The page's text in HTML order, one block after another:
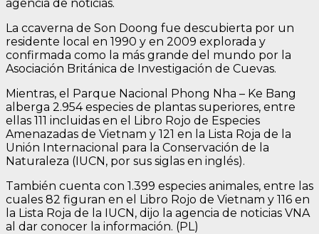
agencia de noticias.
La ccaverna de Son Doong fue descubierta por un
residente local en 1990 y en 2009 explorada y
confirmada como la más grande del mundo por la
Asociación Británica de Investigación de Cuevas.
Mientras, el Parque Nacional Phong Nha – Ke Bang
alberga 2.954 especies de plantas superiores, entre
ellas 111 incluidas en el Libro Rojo de Especies
Amenazadas de Vietnam y 121 en la Lista Roja de la
Unión Internacional para la Conservación de la
Naturaleza (IUCN, por sus siglas en inglés).
También cuenta con 1.399 especies animales, entre las
cuales 82 figuran en el Libro Rojo de Vietnam y 116 en
la Lista Roja de la IUCN, dijo la agencia de noticias VNA
al dar conocer la información. (PL)